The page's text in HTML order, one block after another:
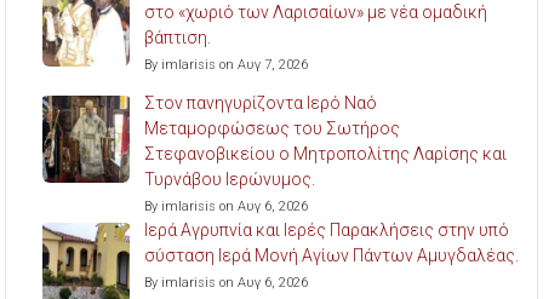
στο «χωριό των Λαρισαίων» με νέα ομαδική
βάπτιση.
By imlarisis on Αυγ 7, 2026
Στον πανηγυρίζοντα Ιερό Ναό
Μεταμορφώσεως του Σωτήρος
Στεφανοβικείου ο Μητροπολίτης Λαρίσης και
Τυρνάβου Ιερώνυμος.
By imlarisis on Αυγ 6, 2026
Ιερά Αγρυπνία και Ιερές Παρακλήσεις στην υπό
σύσταση Ιερά Μονή Αγίων Πάντων Αμυγδαλέας.
By imlarisis on Αυγ 6, 2026